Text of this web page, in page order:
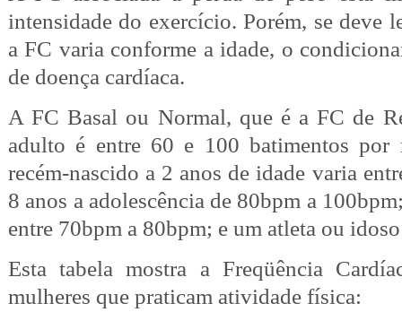
intensidade do exercício. Porém, se deve
a FC varia conforme a idade, o
de doença cardíaca.
A FC Basal ou Normal, que é a FC de
adulto é entre 60 e 100 batimentos
recém-nascido a 2 anos de idade varia
8 anos a adolescência de 80bpm a
entre 70bpm a 80bpm; e um atleta ou
Esta tabela mostra a Freqüência
mulheres que praticam atividade física: